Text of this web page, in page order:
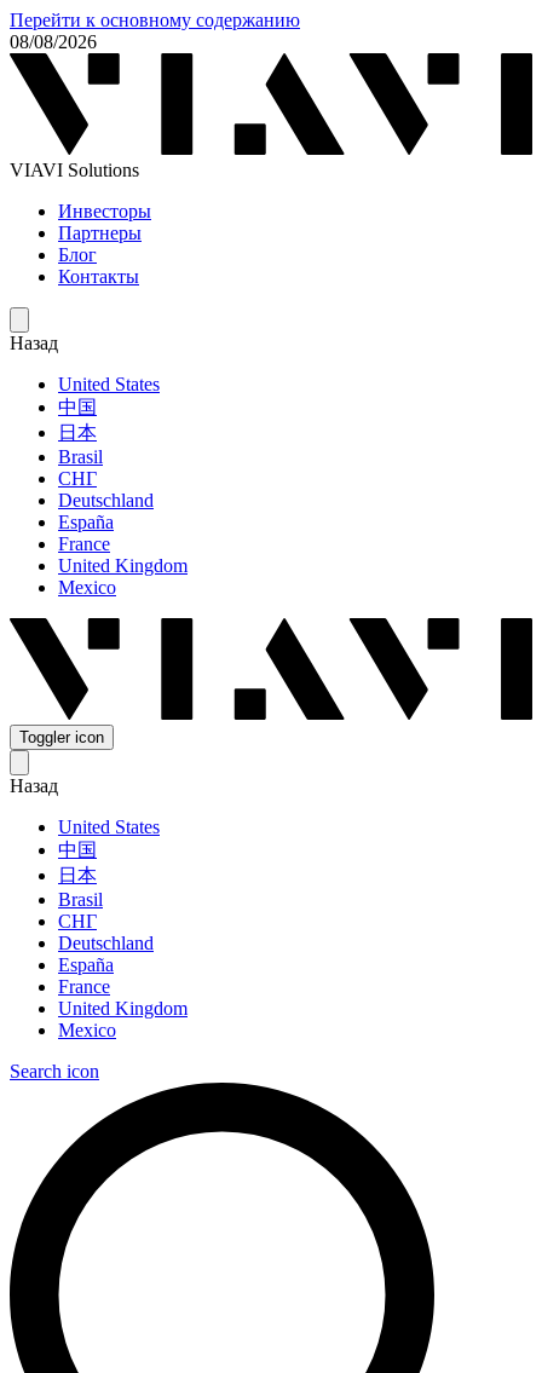
Перейти к основному содержанию
08/08/2026
VIAVI Solutions
Инвесторы
Партнеры
Блог
Контакты
Назад
United States
中国
日本
Brasil
СНГ
Deutschland
España
France
United Kingdom
Mexico
Toggler icon
Назад
United States
中国
日本
Brasil
СНГ
Deutschland
España
France
United Kingdom
Mexico
Search icon